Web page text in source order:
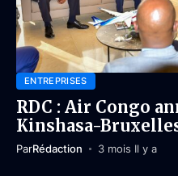
ENTREPRISES
RDC : Air Congo
Kinshasa-
ParRédaction 3 mois Il y a